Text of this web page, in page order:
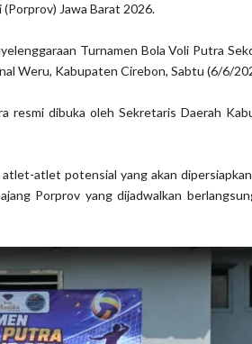
Jawa Barat 2026.
Turnamen Bola Voli Putra
Weru, Kabupaten Cirebon, Sabtu (6/6/
resmi dibuka oleh Sekretaris Daerah
atlet potensial yang akan
Porprov yang dijadwalkan